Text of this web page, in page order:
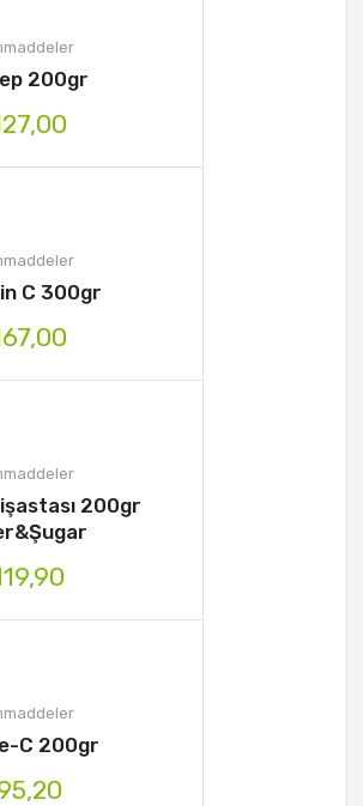
200gr
C 300gr
200gr
C 200gr